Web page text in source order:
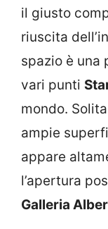
il giusto
riuscita
spazio è una
vari punti
mondo.
ampie
appare
l’apertura
Galleria